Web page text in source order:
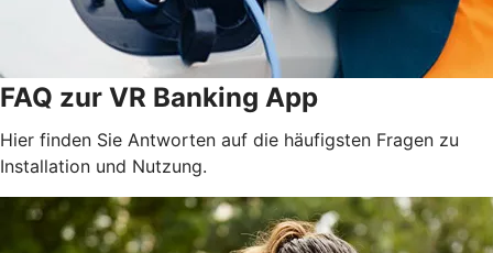
FAQ zur VR Banking App
Hier finden Sie Antworten auf die häufigsten Fragen zu
Installation und Nutzung.